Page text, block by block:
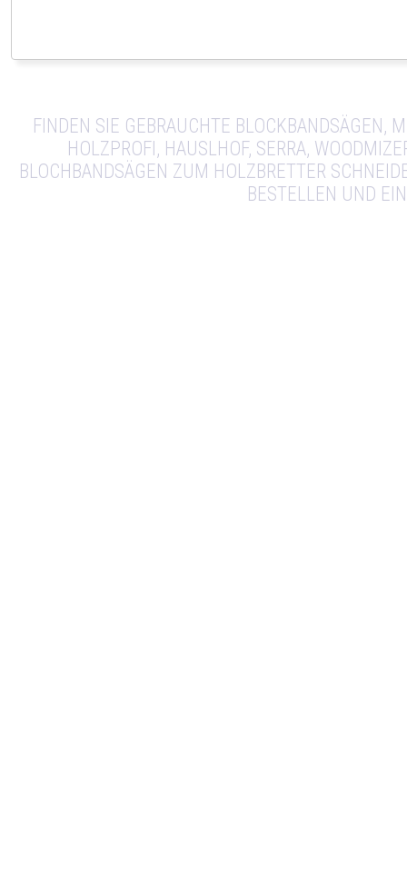
FINDEN SIE GEBRAUCHTE BLOCKBANDSÄGEN,
HOLZPROFI, HAUSLHOF, SERRA,
BLOCHBANDSÄGEN ZUM HOLZBRETTER
BESTELLEN UND